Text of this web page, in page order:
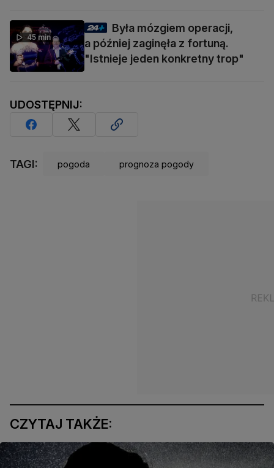
45 min
Była mózgiem operacji,
a później zaginęła z fortuną.
"Istnieje jeden konkretny trop"
UDOSTĘPNIJ:
TAGI: pogoda prognoza pogody
CZYTAJ TAKŻE: